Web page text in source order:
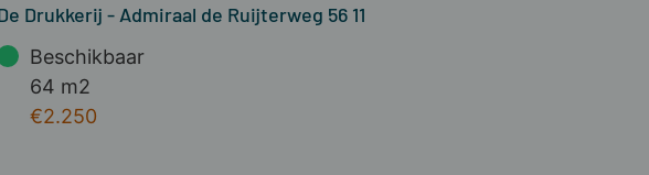
Drukkerij - Admiraal de Ruijterweg 56 11
Beschikbaar
64 m2
€2.250